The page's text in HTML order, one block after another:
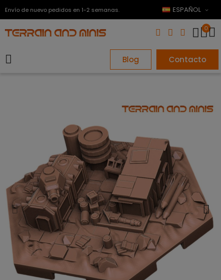
Envío de nuevo pedidos en 1-2 semanas. ESPAÑOL
0
Blog Contacto